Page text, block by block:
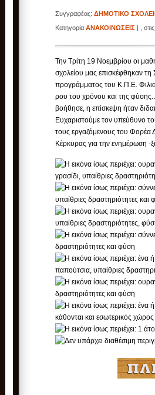
Συγγραφέας:ΔΗΜΟΤΙΚΟ
ΚατηγορίαΑΝΑΚΟΙΝΩΣΕΙΣ | ,
Την Τρίτη 19 Νοεμβρίου οι
σχολείου μας επισκέφθηκαν τη
προγράμματος του Κ.Π.Ε.
ρου του χρόνου και της φύσης.
βοήθησε, η επίσκεψη ήταν
Ευχαριστούμε τον υπεύθυνο
τους εργαζόμενους του Φορέα
Κέρκυρας για την ενημέρωση -